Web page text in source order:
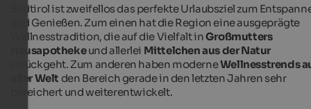
Südtirol ist zweifellos das perfekte Urlaubsziel zum
und Genießen. Zum einen hat die Region eine ausgeprägte
Wellnesstradition, die auf die Vielfalt inGroßmutters
Hausapothekeund allerlei Mittelchen aus der Natur
zurückgeht. Zum anderen haben moderneWellnesstrends
aller Welt den Bereich gerade in den letzten Jahren sehr
bereichert und weiterentwickelt.